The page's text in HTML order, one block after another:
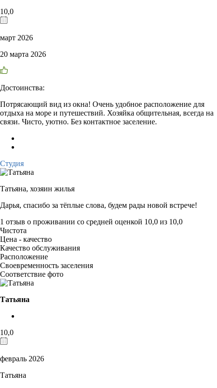
10,0
март 2026
20 марта 2026
Достоинства:
Потрясающий вид из окна! Очень удобное расположение для
отдыха на море и путешествий. Хозяйка общительная, всегда на
связи. Чисто, уютно. Без контактное заселение.
Студия
Татьяна, хозяин жилья
Дарья, спасибо за тёплые слова, будем рады новой встрече!
1 отзыв о проживании со средней оценкой 10,0 из 10,0
Чистота
Цена - качество
Качество обслуживания
Расположение
Своевременность заселения
Соответствие фото
Татьяна
10,0
февраль 2026
Татьяна